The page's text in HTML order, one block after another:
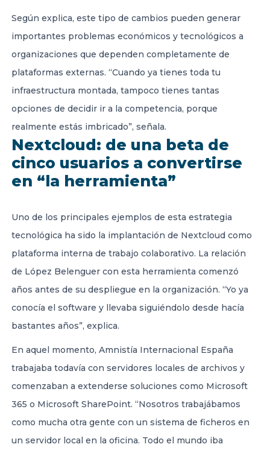
Según explica, este tipo de cambios pueden generar
importantes problemas económicos y tecnológicos a
organizaciones que dependen completamente de
plataformas externas. “Cuando ya tienes toda tu
infraestructura montada, tampoco tienes tantas
opciones de decidir ir a la competencia, porque
realmente estás imbricado”, señala.
Nextcloud: de una beta de
cinco usuarios a convertirse
en “la herramienta”
Uno de los principales ejemplos de esta estrategia
tecnológica ha sido la implantación de Nextcloud como
plataforma interna de trabajo colaborativo. La relación
de López Belenguer con esta herramienta comenzó
años antes de su despliegue en la organización. “Yo ya
conocía el software y llevaba siguiéndolo desde hacía
bastantes años”, explica.
En aquel momento, Amnistía Internacional España
trabajaba todavía con servidores locales de archivos y
comenzaban a extenderse soluciones como Microsoft
365 o Microsoft SharePoint. “Nosotros trabajábamos
como mucha otra gente con un sistema de ficheros en
un servidor local en la oficina. Todo el mundo iba